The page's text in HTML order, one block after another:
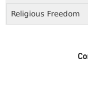
Religious Freedom